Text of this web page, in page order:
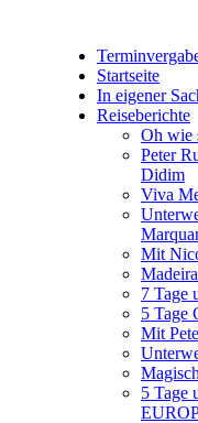
Startseite
In eigener
Reiseberichte
Oh wie
Peter
Didim
Viva
Mit
7 Tage
5 Tage
Mit
5 Tage